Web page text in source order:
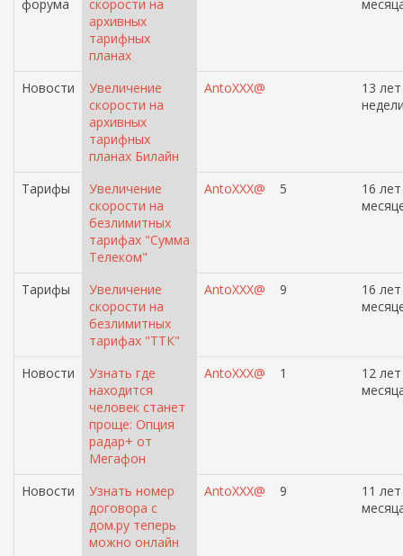
форума
скорости на
архивных
тарифных
планах
Новости
Увеличение
скорости на
архивных
тарифных
планах Билайн
AntoXXX@
13
Тарифы
Увеличение
скорости на
безлимитных
тарифах "Сумма
Телеком"
AntoXXX@ 5
16
Тарифы
Увеличение
скорости на
безлимитных
тарифах "ТТК"
AntoXXX@ 9
16
Новости
Узнать где
находится
человек станет
проще: Опция
радар+ от
Мегафон
AntoXXX@ 1
12
Новости
Узнать номер
договора с
дом.ру теперь
можно онлайн
AntoXXX@ 9
11